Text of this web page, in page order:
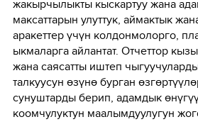
жакырчылыкты кыскартуу жана
максаттарын улуттук, аймактык
аракеттер үчүн колдонмолорго,
ыкмаларга айлантат. Отчеттор
жана саясатты иштеп
талкуусун өзүнө бурган
сунуштарды берип, адамдык
коомчулуктун маалымдуулугун